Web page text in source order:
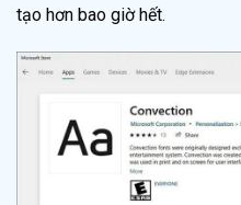
tạo hơn bao giờ hết.